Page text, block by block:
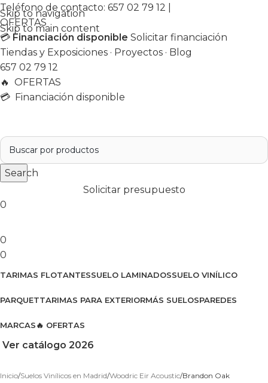
Skip to navigation
Skip to main content
Teléfono de contacto: 657 02 79 12
OFERTAS
💳 Financiación disponible Solicitar financiación
Tiendas y Exposiciones · Proyectos · Blog
657 02 79 12
🔥 OFERTAS
💳 Financiación disponible
Search
Solicitar presupuesto
0
0
0
TARIMAS FLOTANTESSUELO LAMINADOSSUELO VINÍLICO
PARQUETTARIMAS PARA EXTERIORMÁS SUELOSPAREDES
MARCAS🔥 OFERTAS
Ver catálogo 2026
Inicio Suelos Vinílicos en Madrid Woodric Eir Acoustic Brandon Oak